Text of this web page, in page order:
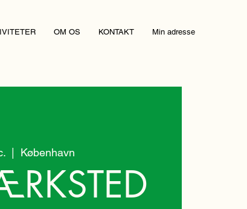
OM OS KONTAKT Min adresse
  |
København